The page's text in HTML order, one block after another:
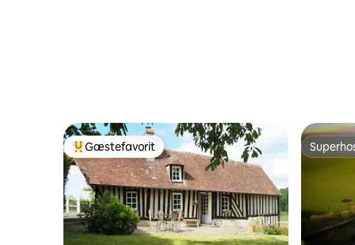
Bedste gæstefavorit
Gæstefavorit